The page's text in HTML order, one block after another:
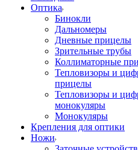
Оптика
Бинокли
Дальномеры
Дневные прицелы
Зрительные трубы
Коллиматорные
Тепловизоры и
прицелы
Тепловизоры и
монокуляры
Монокуляры
Крепления для оптики
Ножи